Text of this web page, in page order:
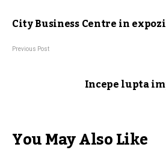
City Business Centre in
Previous Post
Incepe lupta
You May Also Like